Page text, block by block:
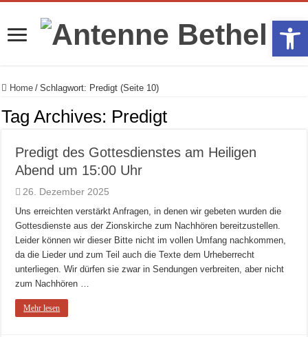
Home / Schlagwort: Predigt (Seite 10)
Tag Archives: Predigt
Predigt des Gottesdienstes am Heiligen
Abend um 15:00 Uhr
26. Dezember 2025
Uns erreichten verstärkt Anfragen, in denen wir gebeten wurden die
Gottesdienste aus der Zionskirche zum Nachhören bereitzustellen.
Leider können wir dieser Bitte nicht im vollen Umfang nachkommen,
da die Lieder und zum Teil auch die Texte dem Urheberrecht
unterliegen. Wir dürfen sie zwar in Sendungen verbreiten, aber nicht
zum Nachhören …
Mehr lesen